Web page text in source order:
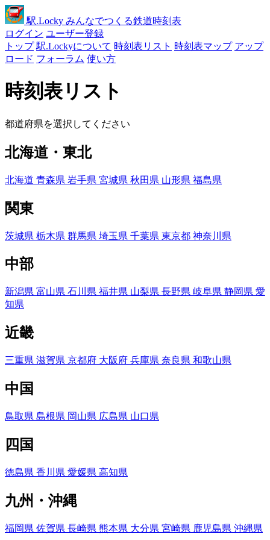
駅.Locky みんなでつくる鉄道時刻表
ログイン ユーザー登録
トップ 駅.Lockyについて 時刻表リスト 時刻表マップ アップ
ロード フォーラム 使い方
時刻表リスト
都道府県を選択してください
北海道・東北
北海道 青森県 岩手県 宮城県 秋田県 山形県 福島県
関東
茨城県 栃木県 群馬県 埼玉県 千葉県 東京都 神奈川県
中部
新潟県 富山県 石川県 福井県 山梨県 長野県 岐阜県 静岡県 愛
知県
近畿
三重県 滋賀県 京都府 大阪府 兵庫県 奈良県 和歌山県
中国
鳥取県 島根県 岡山県 広島県 山口県
四国
徳島県 香川県 愛媛県 高知県
九州・沖縄
福岡県 佐賀県 長崎県 熊本県 大分県 宮崎県 鹿児島県 沖縄県